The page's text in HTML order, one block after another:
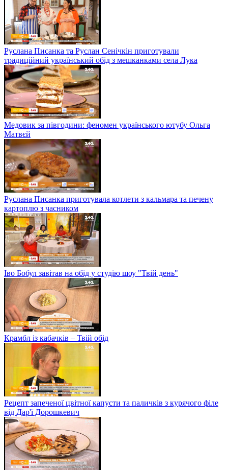
Руслана Писанка та Руслан Сенічкін приготували
традиційний український обід з мешканками села Лука
Медовик за півгодини: феномен українського ютубу Ольга
Матвєй
Руслана Писанка приготувала котлети з кальмара та печену
картоплю з часником
Іво Бобул завітав на обід у студію шоу "Твій день"
Крамбл із кабачків – Твій обід
Рецепт запеченої цвітної капусти та паличків з курячого філе
від Дар'ї Дорошкевич